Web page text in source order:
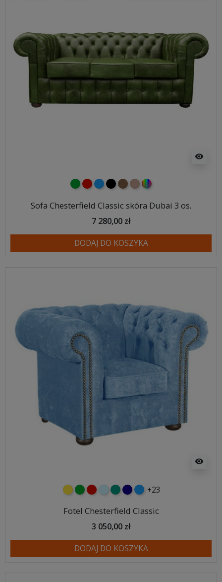
visibility
zielonyczerwony
niebieski
czarnybrązowy
jasnobrązowy
wybór koloru
Sofa Chesterfield Classic skóra Dubai 3 os.
7 280,00 zł
DODAJ DO KOSZYKA
visibility
żółtyzielonyczerwony
błękitnyturkusowy
granatowy
niebieski
+23
Fotel Chesterfield Classic
3 050,00 zł
DODAJ DO KOSZYKA